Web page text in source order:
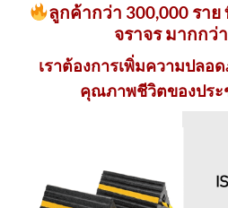
ลูกค้ากว่า 300,000 รา
จราจร มากกว่
เราต้องการเพิ่มความปลอ
คุณภาพชีวิตของประ